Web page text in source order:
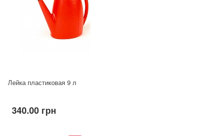
Лейка пластиковая 9 л
340.00 грн